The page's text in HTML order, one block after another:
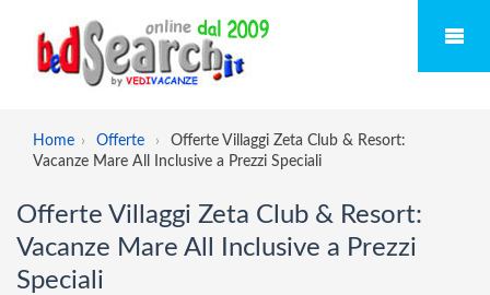
Home Offerte
Offerte Villaggi Zeta Club & Resort:
Vacanze Mare All Inclusive a Prezzi Speciali
Offerte Villaggi Zeta Club & Resort:
Vacanze Mare All Inclusive a Prezzi
Speciali